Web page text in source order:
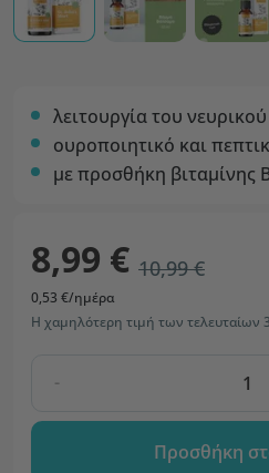
λειτουργία του
ουροποιητικό και
με προσθήκη βιταμίνης
8,99 € 10,99 €
0,53 €/ημέρα
Η χαμηλότερη τιμή των τελευταίων
-
Προσθήκη